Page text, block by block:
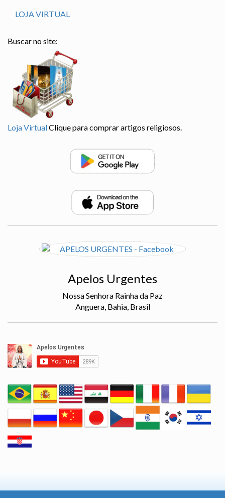
LOJA VIRTUAL
Buscar no site:
Loja VirtualClique para comprar artigos religiosos.
Apelos Urgentes
Nossa Senhora Rainha da Paz
Anguera, Bahia, Brasil